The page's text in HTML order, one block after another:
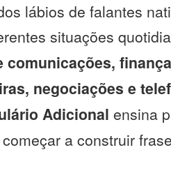
lábios de falantes
situações
comunicações,
negociações e
Adicional ensina
a construir